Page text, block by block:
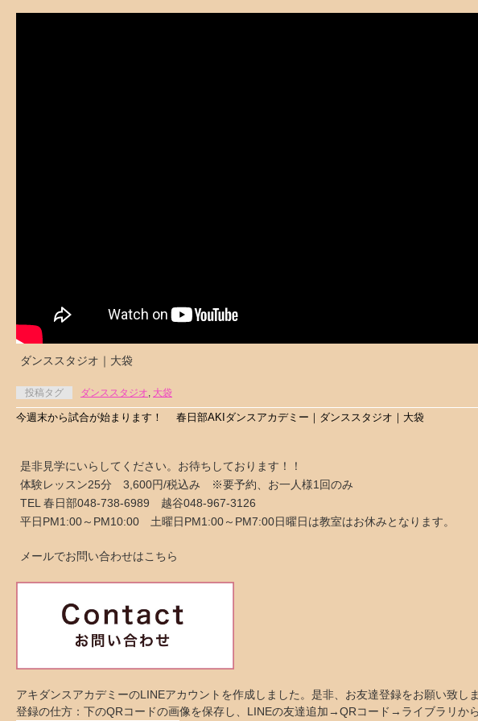
ダンススタジオ｜大袋
投稿タグ ダンススタジオ, 大袋
今週末から試合が始まります！ 春日部AKIダンスアカデミー｜ダンススタジオ｜大袋
是非見学にいらしてください。お待ちしております！！
体験レッスン25分 3,600円/税込み ※要予約、お一人様1回のみ
TEL 春日部048-738-6989 越谷048-967-3126
平日PM1:00～PM10:00 土曜日PM1:00～PM7:00日曜日は教室はお休みとなります。
メールでお問い合わせはこちら
アキダンスアカデミーのLINEアカウントを作成しました。是非、お友達登録をお願い致しま
登録の仕方：下のQRコードの画像を保存し、LINEの友達追加→QRコード→ライブラリか